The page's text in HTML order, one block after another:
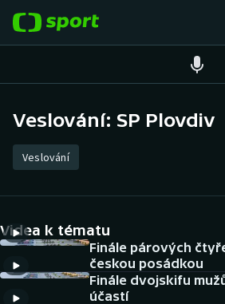
DALŠÍ SPORTY
Veslování: SP Plovdiv
Veslování
Videa k tématu
Finále párových
českou posádkou
Finále dvojskifu
účastí